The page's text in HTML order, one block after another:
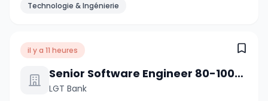
Technologie & Ingénierie
il y a 11 heures
Senior Software Engineer 80-100% (w/m/d)
LGT Bank